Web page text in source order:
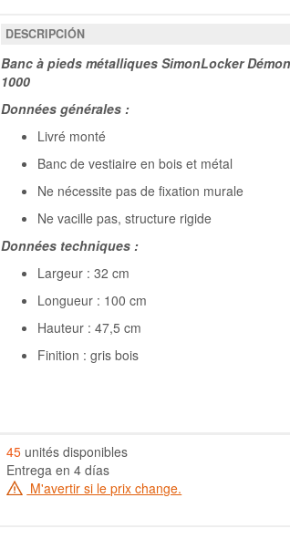
DESCRIPCIÓN
Banc à pieds métalliques SimonLocker
1000
Données générales :
Livré monté
Banc de vestiaire en bois et métal
Ne nécessite pas de fixation murale
Ne vacille pas, structure rigide
Données techniques :
Largeur : 32 cm
Longueur : 100 cm
Hauteur : 47,5 cm
Finition : gris bois
45 unités disponibles
Entrega en 4 días
M'avertir si le prix change.